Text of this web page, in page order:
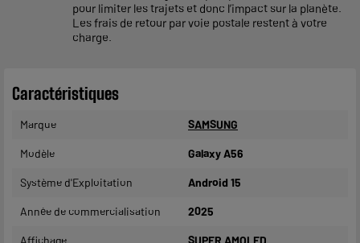
pour limiter les trajets et donc l’impact sur la planète.
Les frais de retour par voie postale restent à votre
charge.
Caractéristiques
Marque SAMSUNG
Modèle Galaxy A56
Système d'Exploitation Android 15
Année de commercialisation 2025